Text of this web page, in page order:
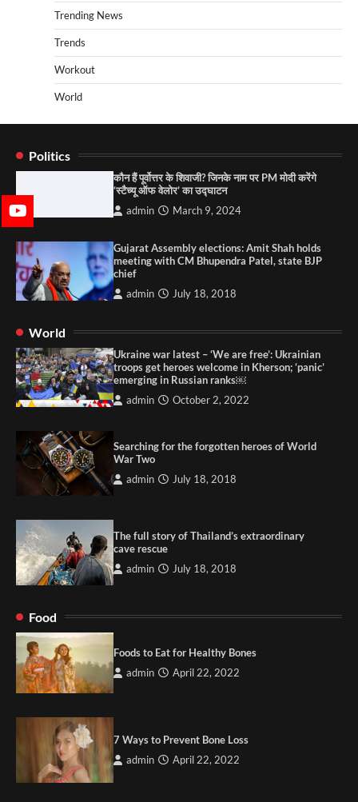
Trending News
Trends
Workout
World
Politics
कौन हैं पूर्वोत्तर के शिवाजी? जिनके नाम पर PM मोदी करेंगे
‘स्टैच्यू ऑफ वेलोर’ का उद्घाटन
admin March 9, 2024
Gujarat Assembly elections: Amit Shah holds
meeting with CM Bhupendra Patel, state BJP
chief
admin July 18, 2018
World
Ukraine war latest – ‘We are free’: Ukrainian
troops get heroes welcome in Kherson; ‘panic’
emerging in Russian ranks￼
admin October 2, 2022
Searching for the forgotten heroes of World
War Two
admin July 18, 2018
The full story of Thailand’s extraordinary
cave rescue
admin July 18, 2018
Food
Foods to Eat for Healthy Bones
admin April 22, 2022
7 Ways to Prevent Bone Loss
admin April 22, 2022